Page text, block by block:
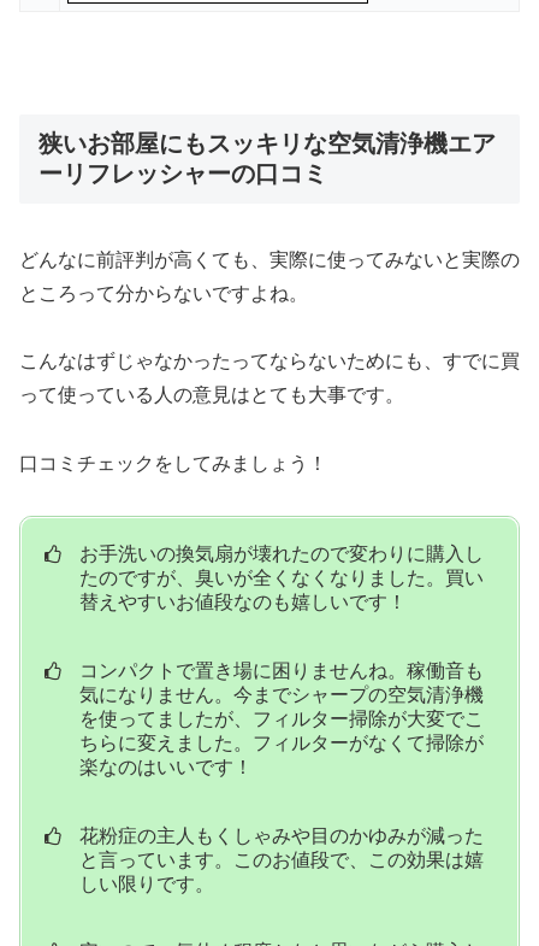
狭いお部屋にもスッキリな空気清浄機エア
ーリフレッシャーの口コミ
どんなに前評判が高くても、実際に使ってみないと実際の
ところって分からないですよね。
こんなはずじゃなかったってならないためにも、すでに買
って使っている人の意見はとても大事です。
口コミチェックをしてみましょう！
お手洗いの換気扇が壊れたので変わりに購入し
たのですが、臭いが全くなくなりました。買い
替えやすいお値段なのも嬉しいです！
コンパクトで置き場に困りませんね。稼働音も
気になりません。今までシャープの空気清浄機
を使ってましたが、フィルター掃除が大変でこ
ちらに変えました。フィルターがなくて掃除が
楽なのはいいです！
花粉症の主人もくしゃみや目のかゆみが減った
と言っています。このお値段で、この効果は嬉
しい限りです。